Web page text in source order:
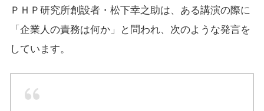
ＰＨＰ研究所創設者・松下幸之助は、ある講演の際に
「企業人の責務は何か」と問われ、次のような発言を
しています。